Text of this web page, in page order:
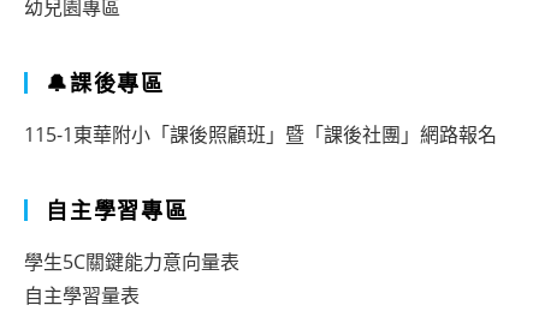
幼兒園專區
🔔課後專區
115-1東華附小「課後照顧班」暨「課後社團」網路報名
自主學習專區
學生5C關鍵能力意向量表
自主學習量表